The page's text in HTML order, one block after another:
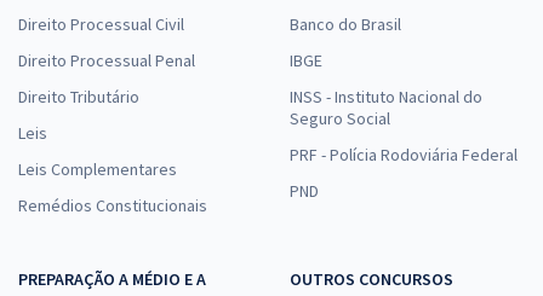
Direito Processual Civil
Direito Processual Penal
Direito Tributário
Leis
Leis Complementares
Remédios Constitucionais
Banco do Brasil
IBGE
INSS - Instituto Nacional do
Seguro Social
PRF - Polícia Rodoviária Federal
PND
PREPARAÇÃO A MÉDIO E A
OUTROS CONCURSOS